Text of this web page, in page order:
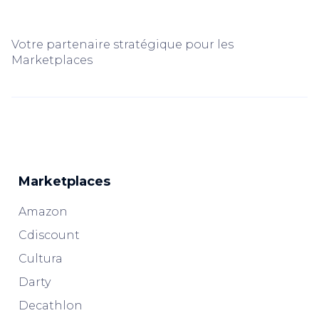
Votre partenaire stratégique pour les
Marketplaces
Marketplaces
Amazon
Cdiscount
Cultura
Darty
Decathlon